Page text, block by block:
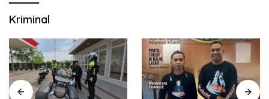
Kriminal